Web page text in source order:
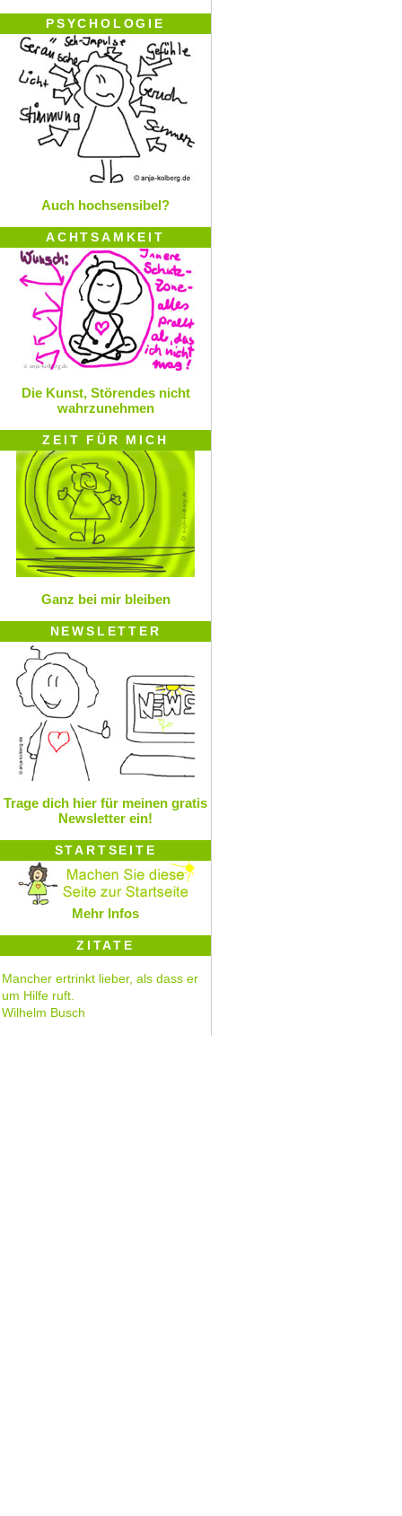
PSYCHOLOGIE
Auch hochsensibel?
ACHTSAMKEIT
Die Kunst, Störendes nicht
wahrzunehmen
ZEIT FÜR MICH
Ganz bei mir bleiben
NEWSLETTER
Trage dich hier für meinen gratis
Newsletter ein!
STARTSEITE
Mehr Infos
ZITATE
Mancher ertrinkt lieber, als dass er
um Hilfe ruft.
Wilhelm Busch